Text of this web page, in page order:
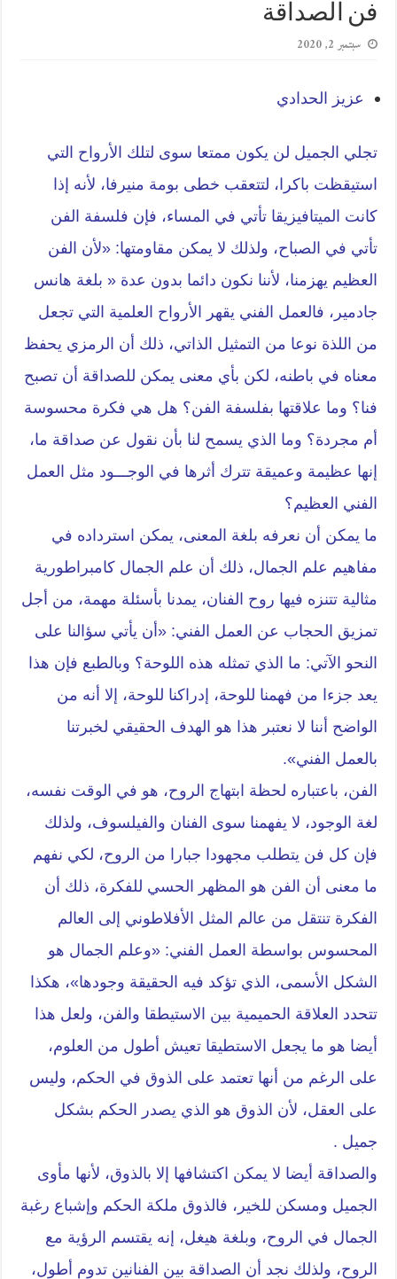
فن الصداقة
سبتمبر 2, 2020
عزيز الحدادي
تجلي الجميل لن يكون ممتعا سوى لتلك الأرواح التي
استيقظت باكرا، لتتعقب خطى بومة منيرفا، لأنه إذا
كانت الميتافيزيقا تأتي في المساء، فإن فلسفة الفن
تأتي في الصباح، ولذلك لا يمكن مقاومتها: «لأن الفن
العظيم يهزمنا، لأننا نكون دائما بدون عدة « بلغة هانس
جادمير، فالعمل الفني يقهر الأرواح العلمية التي تجعل
من اللذة نوعا من التمثيل الذاتي، ذلك أن الرمزي يحفظ
معناه في باطنه، لكن بأي معنى يمكن للصداقة أن تصبح
فنا؟ وما علاقتها بفلسفة الفن؟ هل هي فكرة محسوسة
أم مجردة؟ وما الذي يسمح لنا بأن نقول عن صداقة ما،
إنها عظيمة وعميقة تترك أثرها في الوجـــود مثل العمل
الفني العظيم؟
ما يمكن أن نعرفه بلغة المعنى، يمكن استرداده في
مفاهيم علم الجمال، ذلك أن علم الجمال كامبراطورية
مثالية تتنزه فيها روح الفنان، يمدنا بأسئلة مهمة، من أجل
تمزيق الحجاب عن العمل الفني: «أن يأتي سؤالنا على
النحو الآتي: ما الذي تمثله هذه اللوحة؟ وبالطبع فإن هذا
يعد جزءا من فهمنا للوحة، إدراكنا للوحة، إلا أنه من
الواضح أننا لا نعتبر هذا هو الهدف الحقيقي لخبرتنا
بالعمل الفني».
الفن، باعتباره لحظة ابتهاج الروح، هو في الوقت نفسه،
لغة الوجود، لا يفهمنا سوى الفنان والفيلسوف، ولذلك
فإن كل فن يتطلب مجهودا جبارا من الروح، لكي نفهم
ما معنى أن الفن هو المظهر الحسي للفكرة، ذلك أن
الفكرة تنتقل من عالم المثل الأفلاطوني إلى العالم
المحسوس بواسطة العمل الفني: «وعلم الجمال هو
الشكل الأسمى، الذي تؤكد فيه الحقيقة وجودها»، هكذا
تتحدد العلاقة الحميمية بين الاستيطقا والفن، ولعل هذا
أيضا هو ما يجعل الاستطيقا تعيش أطول من العلوم،
على الرغم من أنها تعتمد على الذوق في الحكم، وليس
على العقل، لأن الذوق هو الذي يصدر الحكم بشكل
جميل .
والصداقة أيضا لا يمكن اكتشافها إلا بالذوق، لأنها مأوى
الجميل ومسكن للخير، فالذوق ملكة الحكم وإشباع رغبة
الجمال في الروح، وبلغة هيغل، إنه يقتسم الرؤية مع
الروح، ولذلك نجد أن الصداقة بين الفنانين تدوم أطول،